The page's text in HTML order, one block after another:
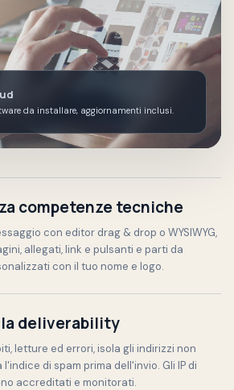
da installare, aggiornamenti inclusi.
competenze tecniche
con editor drag & drop o WYSIWYG,
allegati, link e pulsanti e parti da
con il tuo nome e logo.
deliverability
letture ed errori, isola gli indirizzi non
l'indice di spam prima dell'invio. Gli IP di
accreditati e monitorati.